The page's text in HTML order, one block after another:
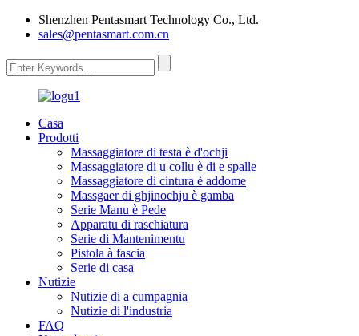
Shenzhen Pentasmart Technology Co., Ltd.
sales@pentasmart.com.cn
Casa
Prodotti
Massaggiatore di testa è d'ochji
Massaggiatore di u collu è di e spalle
Massaggiatore di cintura è addome
Massgaer di ghjinochju è gamba
Serie Manu è Pede
Apparatu di raschiatura
Serie di Mantenimentu
Pistola à fascia
Serie di casa
Nutizie
Nutizie di a cumpagnia
Nutizie di l'industria
FAQ